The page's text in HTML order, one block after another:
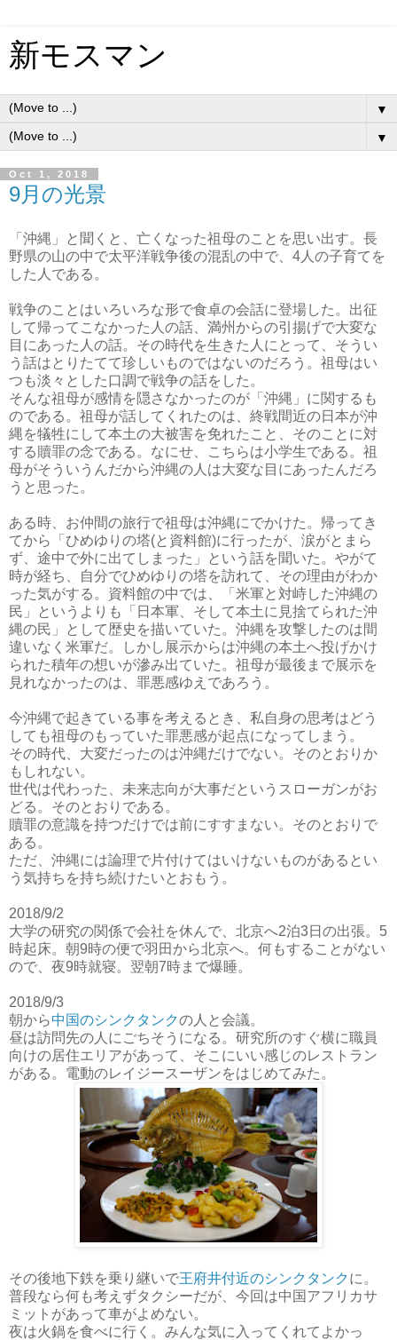
新モスマン
▼
▼
Oct 1, 2018
9月の光景
「沖縄」と聞くと、亡くなった祖母のことを思い出す。長
野県の山の中で太平洋戦争後の混乱の中で、4人の子育てを
した人である。
戦争のことはいろいろな形で食卓の会話に登場した。出征
して帰ってこなかった人の話、満州からの引揚げで大変な
目にあった人の話。その時代を生きた人にとって、そうい
う話はとりたてて珍しいものではないのだろう。祖母はい
つも淡々とした口調で戦争の話をした。
そんな祖母が感情を隠さなかったのが「沖縄」に関するも
のである。祖母が話してくれたのは、終戦間近の日本が沖
縄を犠牲にして本土の大被害を免れたこと、そのことに対
する贖罪の念である。なにせ、こちらは小学生である。祖
母がそういうんだから沖縄の人は大変な目にあったんだろ
うと思った。
ある時、お仲間の旅行で祖母は沖縄にでかけた。帰ってき
てから「ひめゆりの塔(と資料館)に行ったが、涙がとまら
ず、途中で外に出てしまった」という話を聞いた。やがて
時が経ち、自分でひめゆりの塔を訪れて、その理由がわか
った気がする。資料館の中では、「米軍と対峙した沖縄の
民」というよりも「日本軍、そして本土に見捨てられた沖
縄の民」として歴史を描いていた。沖縄を攻撃したのは間
違いなく米軍だ。しかし展示からは沖縄の本土へ投げかけ
られた積年の想いが滲み出ていた。祖母が最後まで展示を
見れなかったのは、罪悪感ゆえであろう。
今沖縄で起きている事を考えるとき、私自身の思考はどう
しても祖母のもっていた罪悪感が起点になってしまう。
その時代、大変だったのは沖縄だけでない。そのとおりか
もしれない。
世代は代わった、未来志向が大事だというスローガンがお
どる。そのとおりである。
贖罪の意識を持つだけでは前にすすまない。そのとおりで
ある。
ただ、沖縄には論理で片付けてはいけないものがあるとい
う気持ちを持ち続けたいとおもう。
2018/9/2
大学の研究の関係で会社を休んで、北京へ2泊3日の出張。5
時起床。朝9時の便で羽田から北京へ。何もすることがない
ので、夜9時就寝。翌朝7時まで爆睡。
2018/9/3
朝から中国のシンクタンクの人と会議。
昼は訪問先の人にごちそうになる。研究所のすぐ横に職員
向けの居住エリアがあって、そこにいい感じのレストラン
がある。電動のレイジースーザンをはじめてみた。
その後地下鉄を乗り継いで王府井付近のシンクタンク に。
普段なら何も考えずタクシーだが、今回は中国アフリカサ
ミットがあって車がよめない。
夜は火鍋を食べに行く。みんな気に入ってくれてよかっ